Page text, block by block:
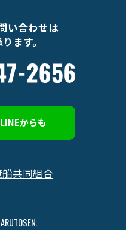
い合わせは
ます。
からも
共同組合